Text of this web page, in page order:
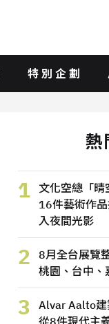
特別企劃
熱
1
文化空總「晴
16件藝術作
入夜間光影
2
8月全台展覽
桃園、台中、
3
Alvar Aalto建
從8件現代主